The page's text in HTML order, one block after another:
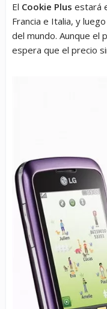
El Cookie Plus estará
Francia e Italia, y
del mundo. Aunque el
espera que el precio